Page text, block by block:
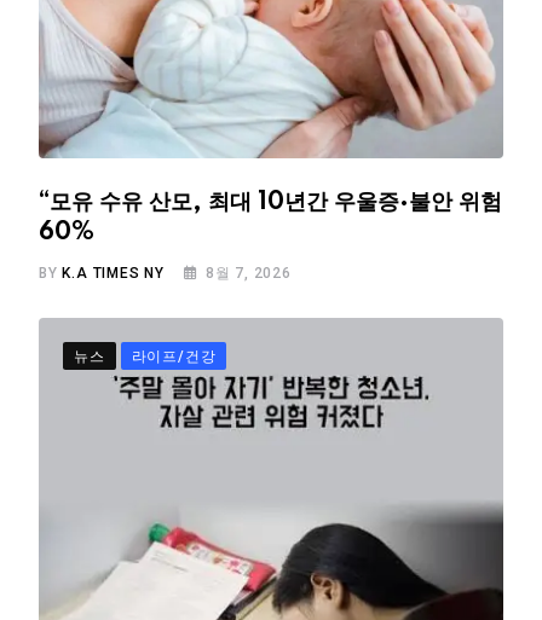
“모유 수유 산모, 최대 10년간 우울증·불안 위험
60%
BY K.A TIMES NY 8월 7, 2026
뉴스 라이프/건강